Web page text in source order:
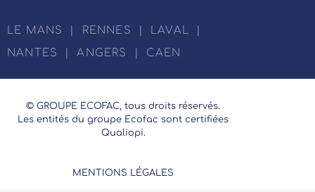
LE MANS RENNES LAVAL
NANTES
ANGERS CAEN
© GROUPE ECOFAC, tous droits réservés.
Les entités du groupe Ecofac sont certifiées
Qualiopi.
MENTIONS LÉGALES